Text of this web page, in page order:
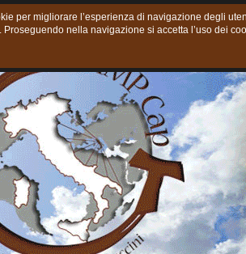
Cosa Facciamo oggi Giovani
per migliorare l’esperienza di navigazione degli
Proseguendo nella navigazione si accetta l’uso dei